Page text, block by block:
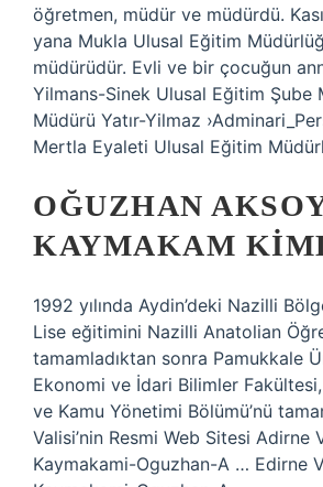
öğretmen, müdür ve müdürdü.
yana Mukla Ulusal Eğitim
müdürüdür. Evli ve bir çocuğun
Yilmans-Sinek Ulusal Eğitim Şube
Müdürü Yatır-Yilmaz
Mertla Eyaleti Ulusal Eğitim
OĞUZHAN
KAYMAKAM
1992 yılında Aydin’deki Nazilli
Lise eğitimini Nazilli Anatolian
tamamladıktan sonra Pamukkale
Ekonomi ve İdari Bilimler
ve Kamu Yönetimi Bölümü’nü
Valisi’nin Resmi Web Sitesi Adirne
Kaymakami-Oguzhan-A … Edirne